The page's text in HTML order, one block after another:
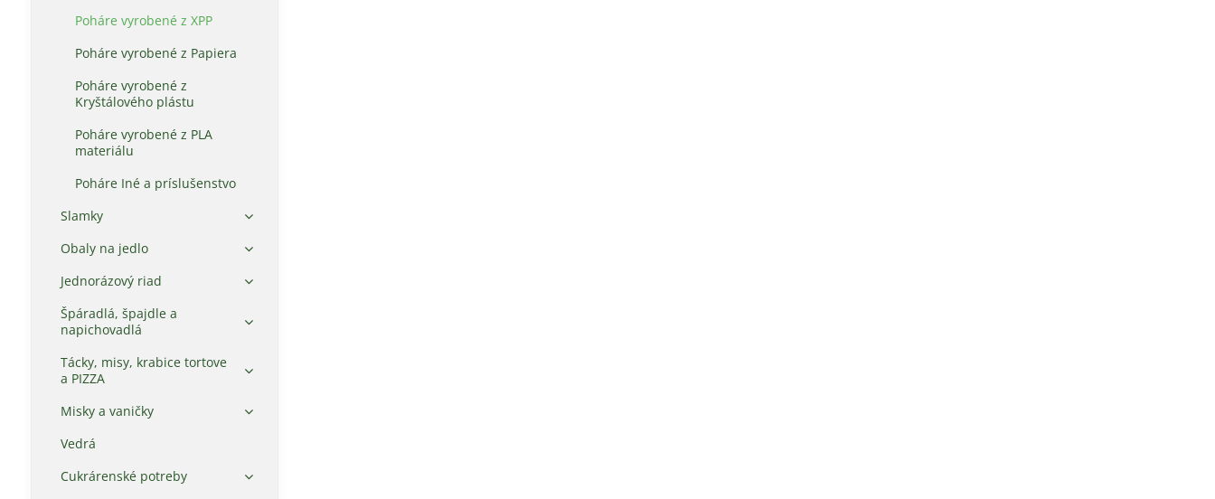
Poháre vyrobené z XPP
Poháre vyrobené z Papiera
Poháre vyrobené z
Kryštálového plástu
Poháre vyrobené z PLA
materiálu
Poháre Iné a príslušenstvo
Slamky
Obaly na jedlo
Jednorázový riad
Špáradlá, špajdle a
napichovadlá
Tácky, misy, krabice tortove
a PIZZA
Misky a vaničky
Vedrá
Cukrárenské potreby